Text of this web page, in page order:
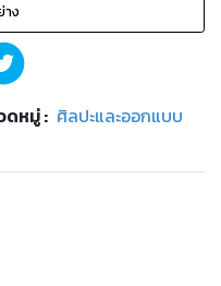
ง
ดหมู่: ศิลปะและออกแบบ